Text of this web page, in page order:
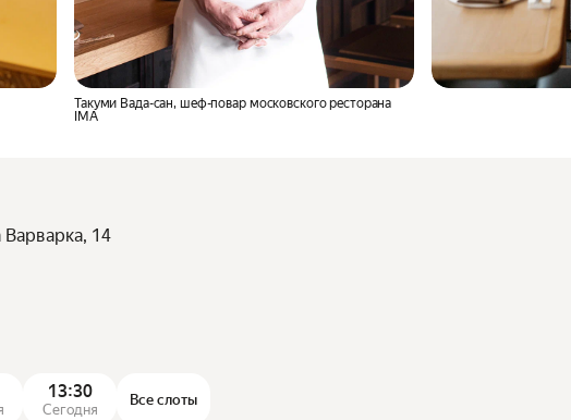
Такуми Вада-сан, шеф-повар московского ресторана
IMA
14
13:30
Сегодня
Все слоты